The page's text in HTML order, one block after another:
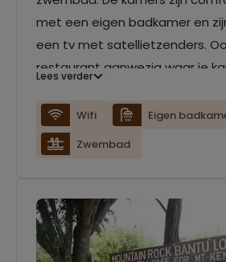
met een eigen badkamer en
een tv met satellietzenders.
restaurant aanwezig waar je
Lees verder
Wifi
Eigen
Zwembad